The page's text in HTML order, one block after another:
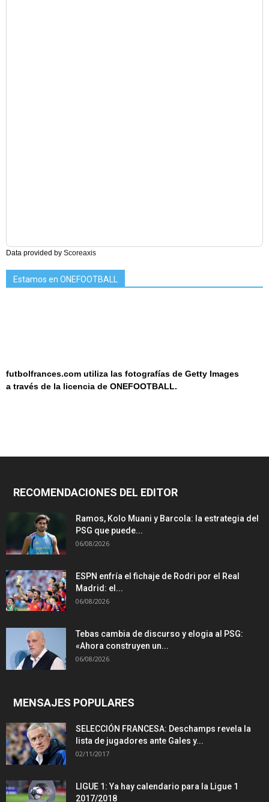
Data provided by Scoreaxis
Estamos en ONEFOOTBALL
futbolfrances.com utiliza las fotografías de Getty Images
a través de la licencia de ONEFOOTBALL.
RECOMENDACIONES DEL EDITOR
Ramos, Kolo Muani y Barcola: la estrategia del
PSG que puede...
06/08/2026
ESPN enfría el fichaje de Rodri por el Real
Madrid: el...
06/08/2026
Tebas cambia de discurso y elogia al PSG:
«Ahora construyen un...
06/08/2026
MENSAJES POPULARES
SELECCIÓN FRANCESA: Deschamps revela la
lista de jugadores ante Gales y...
02/11/2017
LIGUE 1: Ya hay calendario para la Ligue 1
2017/2018